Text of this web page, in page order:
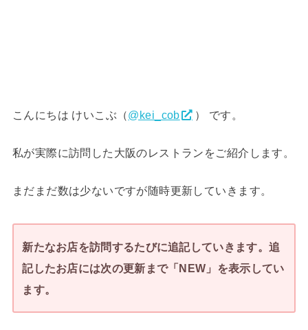
こんにちは けいこぶ（@kei_cob ） です。
私が実際に訪問した大阪のレストランをご紹介します。
まだまだ数は少ないですが随時更新していきます。
新たなお店を訪問するたびに追記していきます。追
記したお店には次の更新まで「NEW」を表示してい
ます。